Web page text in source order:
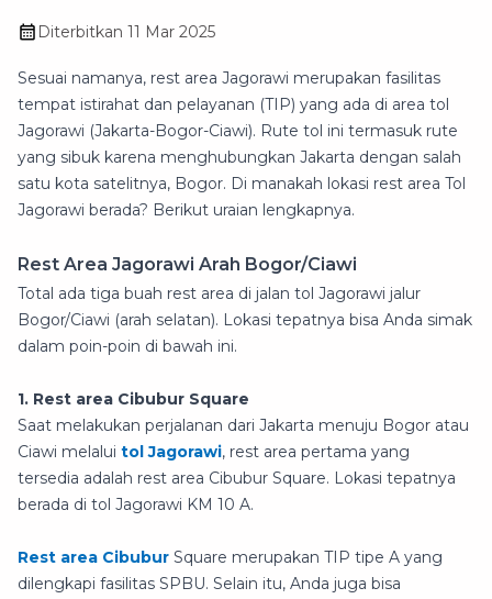
Diterbitkan 11 Mar 2025
Sesuai namanya, rest area Jagorawi merupakan fasilitas
tempat istirahat dan pelayanan (TIP) yang ada di area tol
Jagorawi (Jakarta-Bogor-Ciawi). Rute tol ini termasuk rute
yang sibuk karena menghubungkan Jakarta dengan salah
satu kota satelitnya, Bogor. Di manakah lokasi rest area Tol
Jagorawi berada? Berikut uraian lengkapnya.
Rest Area Jagorawi Arah Bogor/Ciawi
Total ada tiga buah rest area di jalan tol Jagorawi jalur
Bogor/Ciawi (arah selatan). Lokasi tepatnya bisa Anda simak
dalam poin-poin di bawah ini.
1. Rest area Cibubur Square
Saat melakukan perjalanan dari Jakarta menuju Bogor atau
Ciawi melalui tol Jagorawi, rest area pertama yang
tersedia adalah rest area Cibubur Square. Lokasi tepatnya
berada di tol Jagorawi KM 10 A.
Rest area Cibubur Square merupakan TIP tipe A yang
dilengkapi fasilitas SPBU. Selain itu, Anda juga bisa